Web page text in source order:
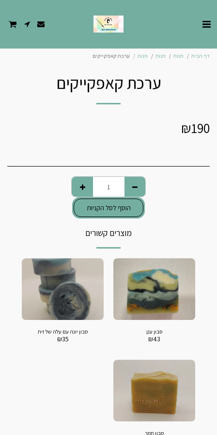
דף הבית חנות חנות חנות ערכת קאפקייקים
ערכת קאפקייקים
₪190
הוסף לסל הקניות
מוצרים קשורים
סבון ענן
₪43
סבון יונה עם עלה של זית
₪35
סבון חמר